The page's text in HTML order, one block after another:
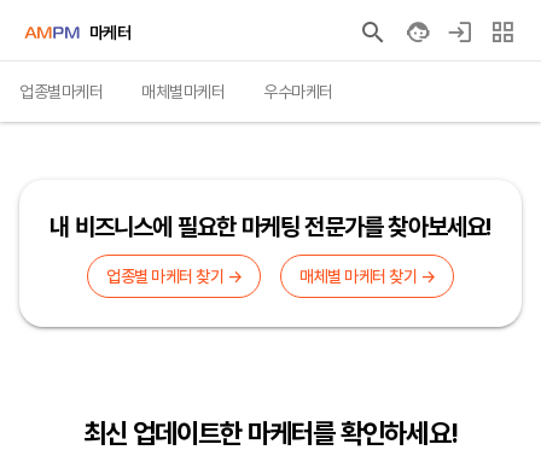
마케터
업종별마케터 매체별마케터 우수마케터
내 비즈니스에 필요한 마케팅 전문가를 찾아보세요!
업종별 마케터 찾기 → 매체별 마케터 찾기 →
최신 업데이트한 마케터를 확인하세요!